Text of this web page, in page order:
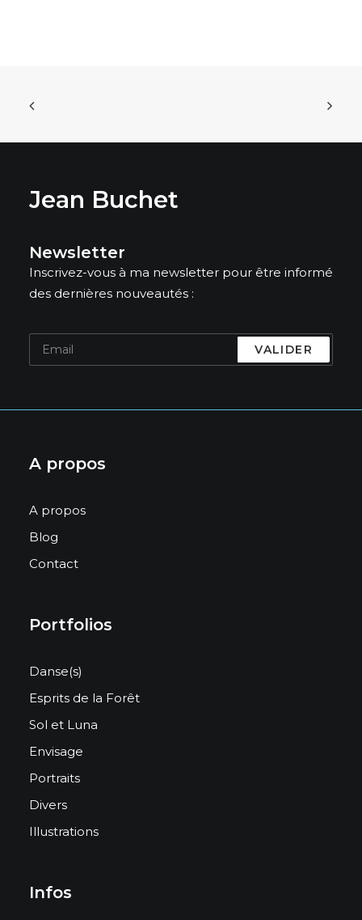
Jean Buchet
Newsletter
Inscrivez-vous à ma newsletter pour être informé
des dernières nouveautés :
A propos
A propos
Blog
Contact
Portfolios
Danse(s)
Esprits de la Forêt
Sol et Luna
Envisage
Portraits
Divers
Illustrations
Infos